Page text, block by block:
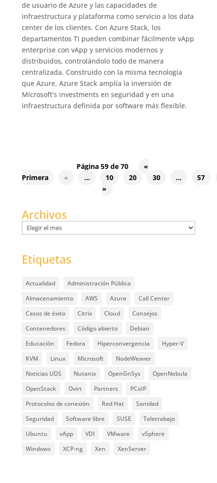
de usuario de Azure y las capacidades de
infraestructura y plataforma como servicio a los data
center de los clientes. Con Azure Stack, los
departamentos TI pueden combinar fácilmente vApp
enterprise con vApp y servicios modernos y
distribuidos, controlándolo todo de manera
centralizada. Construido con la misma tecnología
que Azure, Azure Stack amplía la inversión de
Microsoft’s investments en seguridad y en una
infraestructura definida por software más flexible.
Página 59 de 70
«
Primera
« ... 10 20 30 ...
57
»
Archivos
Archivos
Etiquetas
Actualidad
Administración Pública
Almacenamiento
AWS Azure
Call Center
Casos de éxito
Citrix Cloud
Consejos
Contenedores
Código abierto
Debian
Educación
Fedora Hiperconvergencia
Hyper-V
KVM
Linux Microsoft
NodeWeaver
Noticias UDS
Nutanix OpenGnSys
OpenNebula
OpenStack
Ovirt Partners
PCoIP
Protocolos de conexión
Red Hat
Sanidad
Seguridad
Software libre SUSE
Teletrabajo
Ubuntu
vApp VDI VMware
vSphere
Windows
XCP-ng Xen XenServer